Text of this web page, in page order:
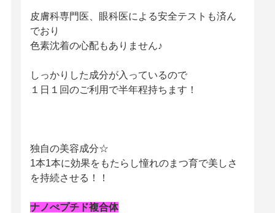
皮膚科専門医、眼科医による安全テストも済ん
でおり
色素沈着の心配もありません♪
しっかりした成分が入っているので
１日１回のご利用で半年程持ちます！
独自の美容成分☆
1本1本に効果をもたらし憧れのまつ育で美しさ
を持続させる！！
ナノぺプチド複合体